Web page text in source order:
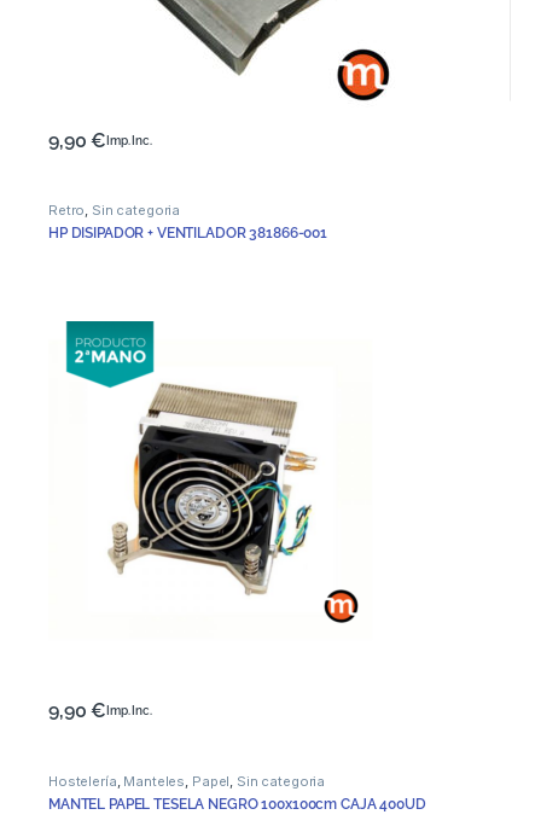
9,90€ Imp. Inc.
Retro, Sin categoria
HP DISIPADOR + VENTILADOR 381866-001
9,90€ Imp. Inc.
Hostelería, Manteles, Papel, Sin categoria
MANTEL PAPEL TESELA NEGRO 100x100cm CAJA 400UD